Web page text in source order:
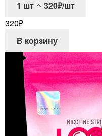
1 шт
320₽/шт
320₽
В корзину